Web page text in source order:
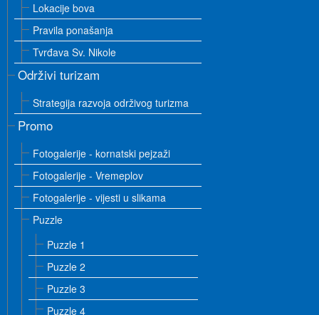
Lokacije bova
Pravila ponašanja
Tvrđava Sv. Nikole
Održivi turizam
Strategija razvoja održivog turizma
Promo
Fotogalerije - kornatski pejzaži
Fotogalerije - Vremeplov
Fotogalerije - vijesti u slikama
Puzzle
Puzzle 1
Puzzle 2
Puzzle 3
Puzzle 4